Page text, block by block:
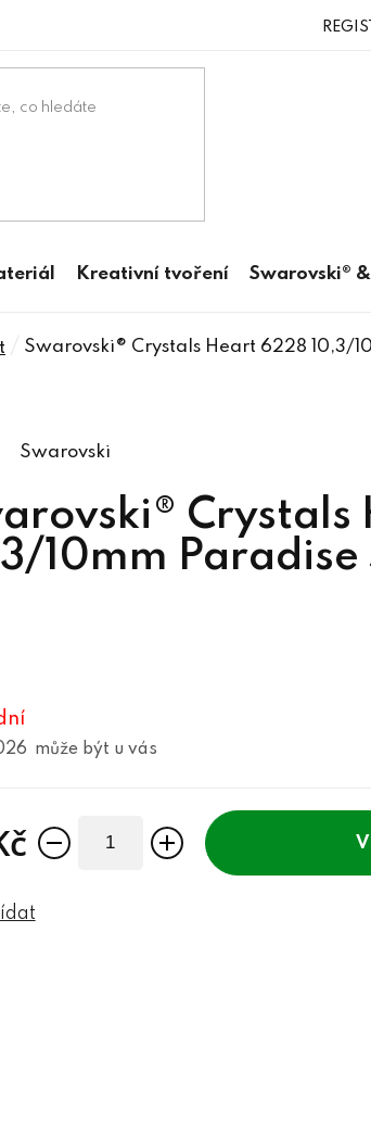
Kreativní tvoření Swarovski®
Swarovski® Crystals Heart 6228 10,3/
Crystals
10mm Paradise
Swarovski